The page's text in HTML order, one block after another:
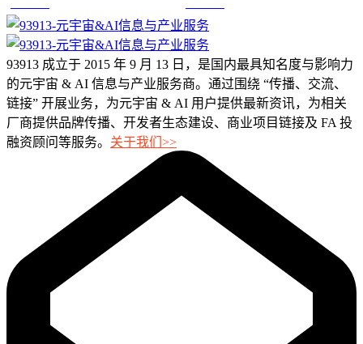
93913 成立于 2015 年 9 月 13 日，是国内最具知名度与影响力
的元宇宙 & AI 信息与产业服务商。通过围绕 “传播、交流、
链接” 开展业务，为元宇宙 & AI 用户提供最新资讯，为相关
厂商提供品牌传播、开发者生态建设、商业项目链接及 FA 投
融资顾问等服务。 关于我们>>